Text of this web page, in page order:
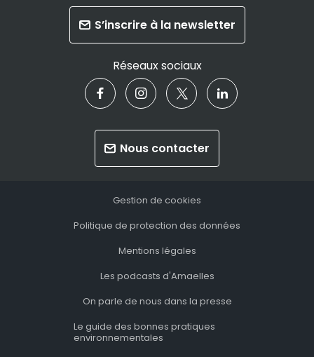
S’inscrire à la newsletter
Réseaux sociaux
Nous contacter
Gestion de cookies
Politique de protection des données
Mentions légales
Les podcasts d'Amaelles
On parle de nous dans la presse
Le guide des bonnes pratiques
environnementales